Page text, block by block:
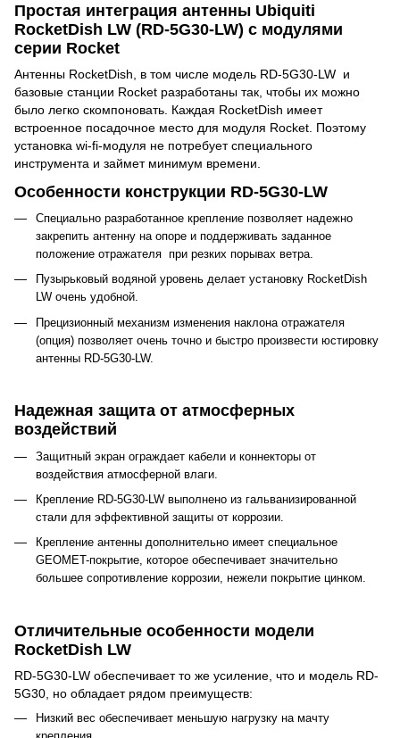
Простая интеграция антенны Ubiquiti
RocketDish LW (RD-5G30-LW) с модулями
серии Rocket
Антенны RocketDish, в том числе модель RD-5G30-LW и
базовые станции Rocket разработаны так, чтобы их можно
было легко скомпоновать. Каждая RocketDish имеет
встроенное посадочное место для модуля Rocket. Поэтому
установка wi-fi-модуля не потребует специального
инструмента и займет минимум времени.
Особенности конструкции RD-5G30-LW
Специально разработанное крепление позволяет надежно
закрепить антенну на опоре и поддерживать заданное
положение отражателя при резких порывах ветра.
Пузырьковый водяной уровень делает установку RocketDish
LW очень удобной.
Прецизионный механизм изменения наклона отражателя
(опция) позволяет очень точно и быстро произвести юстировку
антенны RD-5G30-LW.
Надежная защита от атмосферных
воздействий
Защитный экран ограждает кабели и коннекторы от
воздействия атмосферной влаги.
Крепление RD-5G30-LW выполнено из гальванизированной
стали для эффективной защиты от коррозии.
Крепление антенны дополнительно имеет специальное
GEOMET-покрытие, которое обеспечивает значительно
большее сопротивление коррозии, нежели покрытие цинком.
Отличительные особенности модели
RocketDish LW
RD-5G30-LW обеспечивает то же усиление, что и модель RD-
5G30, но обладает рядом преимуществ:
Низкий вес обеспечивает меньшую нагрузку на мачту